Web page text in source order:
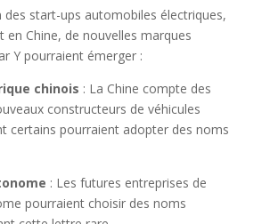
des start-ups automobiles électriques,
en Chine, de nouvelles marques
Y pourraient émerger :
chinois : La Chine compte des
constructeurs de véhicules
certains pourraient adopter des noms
: Les futures entreprises de
pourraient choisir des noms